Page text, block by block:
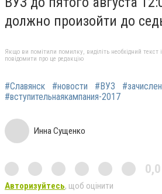
должно произойти до
Якщо ви помітили помилку, виділіть необхідний текст
повідомити про це редакцію
#Славянск #новости #ВУЗ
#вступительнаякампания-2017
Инна Сущенко
0,0
Авторизуйтесь, щоб оцінити